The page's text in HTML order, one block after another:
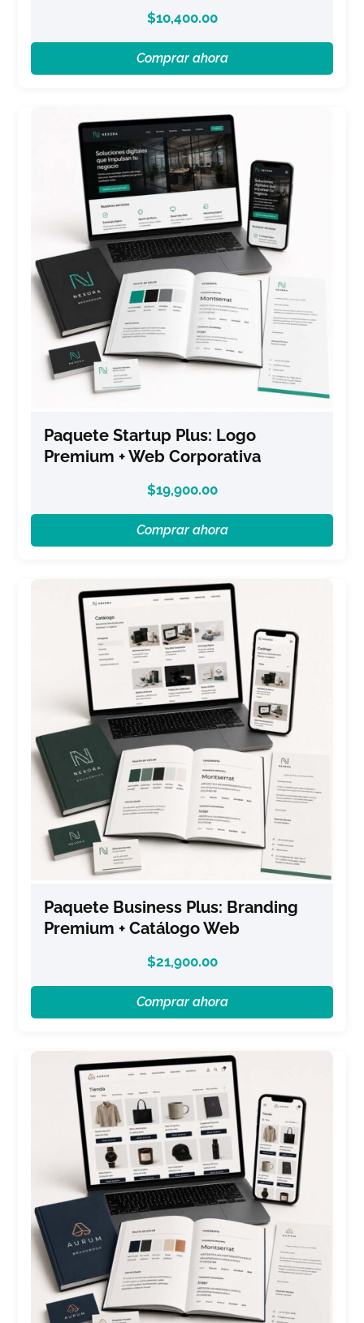
$10,400.00
Comprar ahora
Paquete Startup Plus: Logo
Premium + Web Corporativa
$19,900.00
Comprar ahora
Paquete Business Plus: Branding
Premium + Catálogo Web
$21,900.00
Comprar ahora